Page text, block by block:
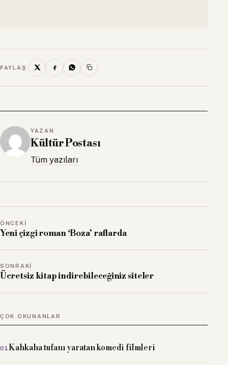
PAYLAŞ
YAZAN
Kültür Postası
Tüm yazıları
ÖNCEKI
Yeni çizgi roman ‘Boza’ raflarda
SONRAKI
Ücretsiz kitap indirebileceğiniz siteler
ÇOK OKUNANLAR
Kahkaha tufanı yaratan komedi filmleri